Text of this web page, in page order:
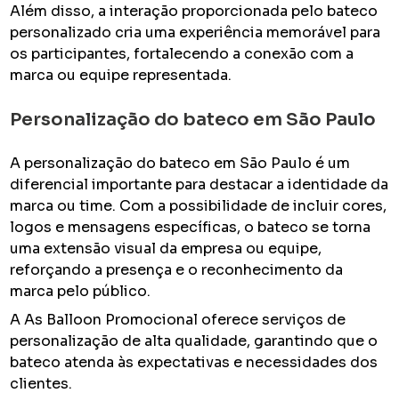
Além disso, a interação proporcionada pelo bateco
personalizado cria uma experiência memorável para
os participantes, fortalecendo a conexão com a
marca ou equipe representada.
Personalização do bateco em São Paulo
A personalização do bateco em São Paulo é um
diferencial importante para destacar a identidade da
marca ou time. Com a possibilidade de incluir cores,
logos e mensagens específicas, o bateco se torna
uma extensão visual da empresa ou equipe,
reforçando a presença e o reconhecimento da
marca pelo público.
A As Balloon Promocional oferece serviços de
personalização de alta qualidade, garantindo que o
bateco atenda às expectativas e necessidades dos
clientes.